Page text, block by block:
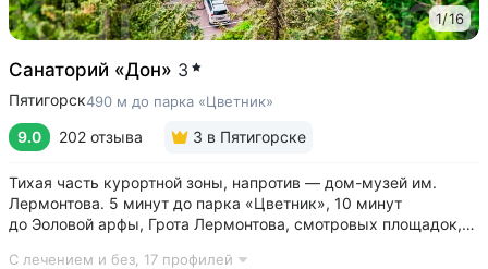
1/16
Санаторий «Дон» 3
Пятигорск490 м до парка «Цветник»
9.0 202 отзыва 3 в Пятигорске
Тихая часть курортной зоны, напротив — дом-музей им.
Лермонтова. 5 минут до парка «Цветник», 10 минут
до Эоловой арфы, Грота Лермонтова, смотровых площадок,
минеральной воды № 29. Воду этого источника можно
С лечением и без, 17 профилей